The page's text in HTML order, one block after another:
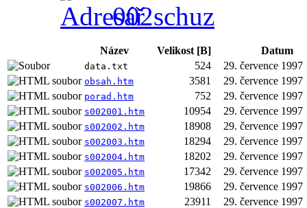
002schuz
Název Velikost [B] Datum
data.txt 524 29. července 1997
obsah.htm 3581 29. července 1997
porad.htm 752 29. července 1997
s002001.htm 10954 29. července 1997
s002002.htm 18908 29. července 1997
s002003.htm 18294 29. července 1997
s002004.htm 18202 29. července 1997
s002005.htm 17342 29. července 1997
s002006.htm 19866 29. července 1997
s002007.htm 23911 29. července 1997